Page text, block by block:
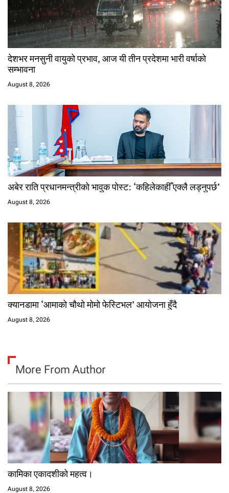
देशभर मनसुनी वायुको प्रभाव, आज यी तीन प्रदेशमा भारी वर्षाको
सम्भावना
August 8, 2026
अबेर राति प्रधानमन्त्रीको भावुक पोस्ट: ‘कहिलेकाहीँ एक्लै लड्नुपर्छ’
August 8, 2026
क्यानडामा ‘आमाको चौथो मोमो फेस्टिभल’ आयोजना हुँदै
August 8, 2026
More From Author
कामिका एकादशीको महत्व।
August 8, 2026